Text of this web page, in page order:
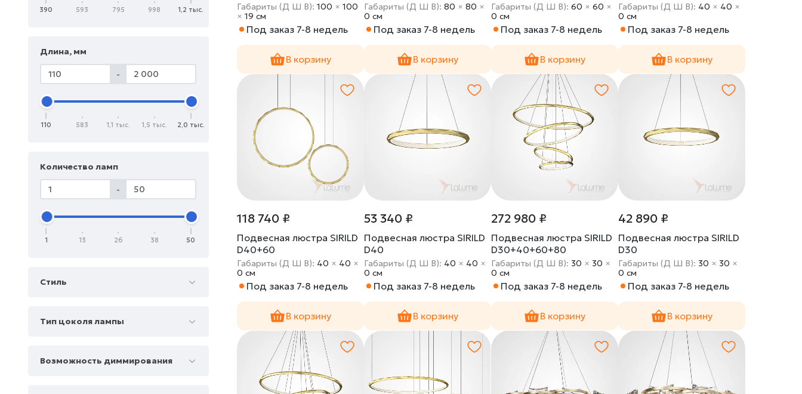
390 593 795 998 1,2 тыс.
Длина, мм
-
110 583 1,1 тыс. 1,5 тыс. 2,0 тыс.
Количество ламп
-
1 13 26 38 50
Стиль
Тип цоколя лампы
Возможность диммирования
Габариты (Д Ш В): 100 × 100
× 19 cм
Под заказ 7-8 недель
В корзину
Габариты (Д Ш В): 80 × 80 ×
0 cм
Под заказ 7-8 недель
В корзину
Габариты (Д Ш В): 60 × 60 ×
0 cм
Под заказ 7-8 недель
В корзину
Габариты (Д Ш В): 40 × 40 ×
0 cм
Под заказ 7-8 недель
В корзину
118 740 ₽
Подвесная люстра SIRILD
D40+60
Габариты (Д Ш В): 40 × 40 ×
0 cм
Под заказ 7-8 недель
В корзину
53 340 ₽
Подвесная люстра SIRILD
D40
Габариты (Д Ш В): 40 × 40 ×
0 cм
Под заказ 7-8 недель
В корзину
272 980 ₽
Подвесная люстра SIRILD
D30+40+60+80
Габариты (Д Ш В): 30 × 30 ×
0 cм
Под заказ 7-8 недель
В корзину
42 890 ₽
Подвесная люстра SIRILD
D30
Габариты (Д Ш В): 30 × 30 ×
0 cм
Под заказ 7-8 недель
В корзину